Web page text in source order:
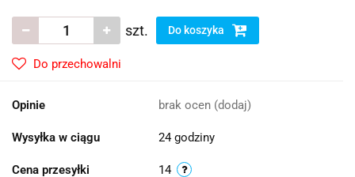
szt. Do koszyka
Do przechowalni
Opinie brak ocen (dodaj)
Wysyłka w ciągu 24 godziny
Cena przesyłki 14